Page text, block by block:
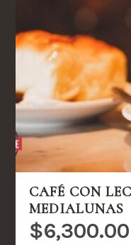
CAFÉ CON
MEDIALUNAS
$6,300.00